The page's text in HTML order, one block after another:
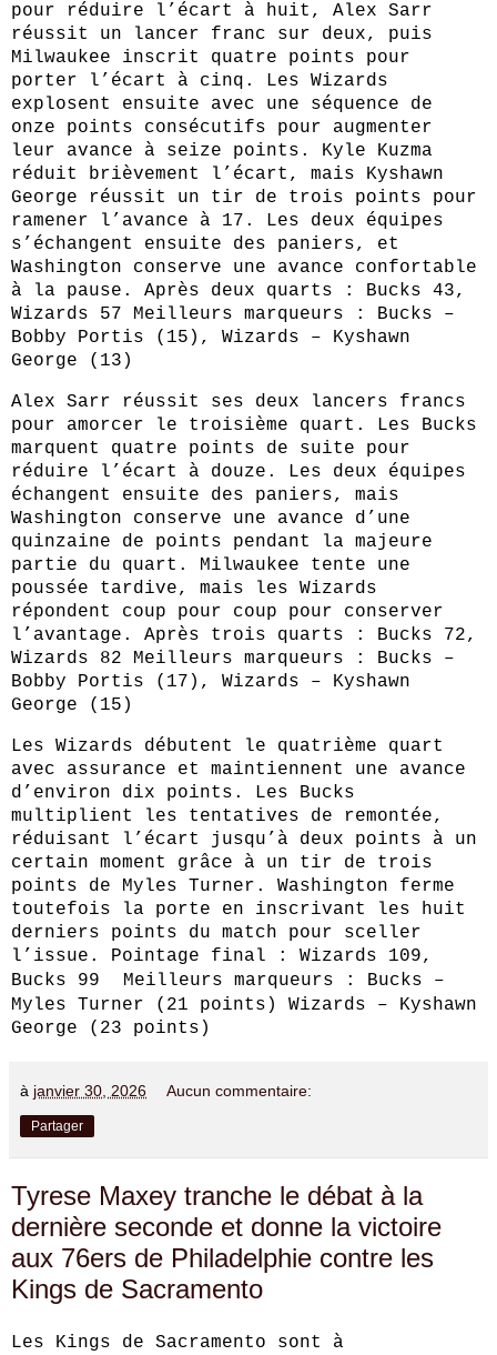
pour réduire l’écart à huit, Alex Sarr
réussit un lancer franc sur deux, puis
Milwaukee inscrit quatre points pour
porter l’écart à cinq. Les Wizards
explosent ensuite avec une séquence de
onze points consécutifs pour augmenter
leur avance à seize points. Kyle Kuzma
réduit brièvement l’écart, mais Kyshawn
George réussit un tir de trois points pour
ramener l’avance à 17. Les deux équipes
s’échangent ensuite des paniers, et
Washington conserve une avance confortable
à la pause. Après deux quarts : Bucks 43,
Wizards 57 Meilleurs marqueurs : Bucks –
Bobby Portis (15), Wizards – Kyshawn
George (13)
Alex Sarr réussit ses deux lancers francs
pour amorcer le troisième quart. Les Bucks
marquent quatre points de suite pour
réduire l’écart à douze. Les deux équipes
échangent ensuite des paniers, mais
Washington conserve une avance d’une
quinzaine de points pendant la majeure
partie du quart. Milwaukee tente une
poussée tardive, mais les Wizards
répondent coup pour coup pour conserver
l’avantage. Après trois quarts : Bucks 72,
Wizards 82 Meilleurs marqueurs : Bucks –
Bobby Portis (17), Wizards – Kyshawn
George (15)
Les Wizards débutent le quatrième quart
avec assurance et maintiennent une avance
d’environ dix points. Les Bucks
multiplient les tentatives de remontée,
réduisant l’écart jusqu’à deux points à un
certain moment grâce à un tir de trois
points de Myles Turner. Washington ferme
toutefois la porte en inscrivant les huit
derniers points du match pour sceller
l’issue. Pointage final : Wizards 109,
Bucks 99
Meilleurs marqueurs : Bucks –
Myles Turner (21 points) Wizards – Kyshawn
George (23 points)
à janvier 30, 2026 Aucun commentaire:
Partager
Tyrese Maxey tranche le débat à la
dernière seconde et donne la victoire
aux 76ers de Philadelphie contre les
Kings de Sacramento
Les Kings de Sacramento sont à